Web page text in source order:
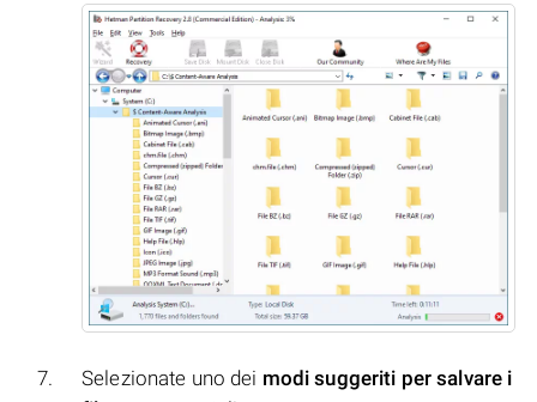
Selezionate uno dei modi suggeriti per salvare i